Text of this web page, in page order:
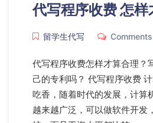
代写程序收费 怎样
留学生代写
代写程序收费怎样才算合理？
己的专利吗？ 代写程序收费
吃香，随着时代的发展，计算
越来越广泛，可以做软件开发